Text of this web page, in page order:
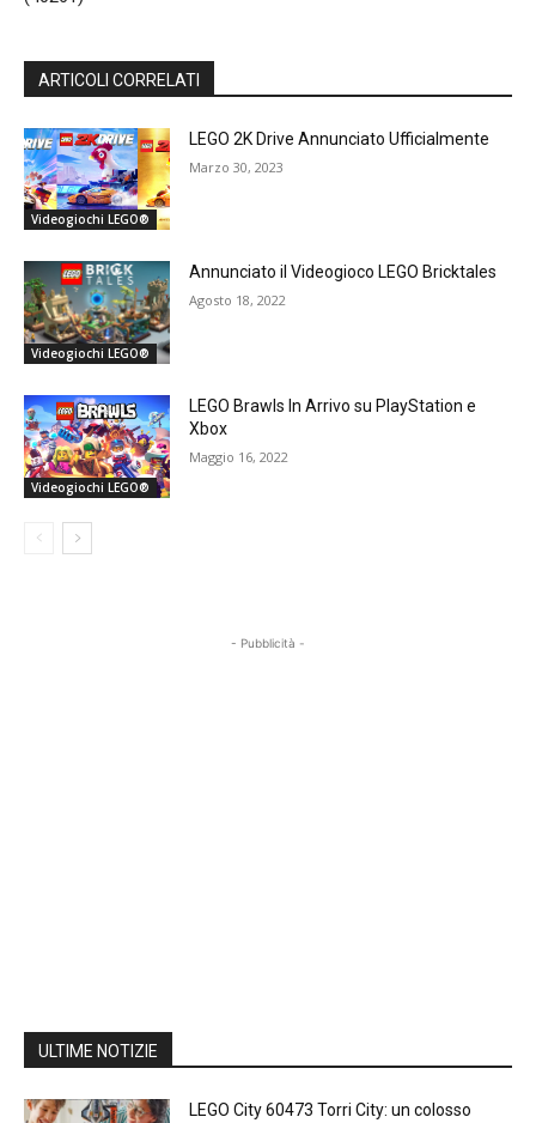
ARTICOLI CORRELATI
Videogiochi LEGO®
LEGO 2K Drive Annunciato Ufficialmente
Marzo 30, 2023
Videogiochi LEGO®
Annunciato il Videogioco LEGO Bricktales
Agosto 18, 2022
Videogiochi LEGO®
LEGO Brawls In Arrivo su PlayStation e
Xbox
Maggio 16, 2022
- Pubblicità -
ULTIME NOTIZIE
LEGO City 60473 Torri City: un colosso